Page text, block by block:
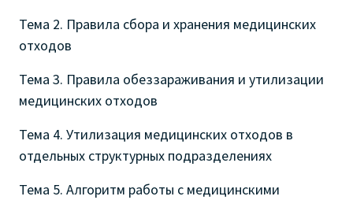
Тема 2. Правила сбора и хранения медицинских
отходов
Тема 3. Правила обеззараживания и утилизации
медицинских отходов
Тема 4. Утилизация медицинских отходов в
отдельных структурных подразделениях
Тема 5. Алгоритм работы с медицинскими